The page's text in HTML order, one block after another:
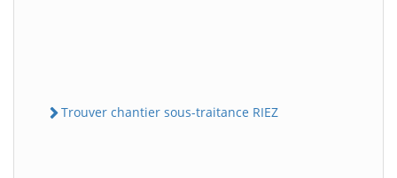
Trouver chantier sous-traitance RIEZ